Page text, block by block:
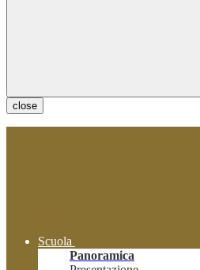
close
Scuola
Panoramica